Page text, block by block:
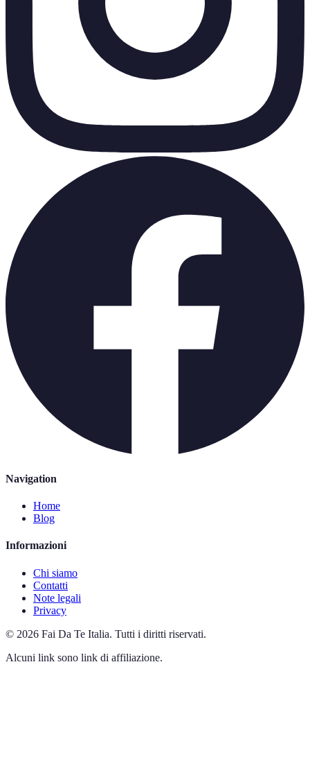
Navigation
Home
Blog
Informazioni
Chi siamo
Contatti
Note legali
Privacy
© 2026 Fai Da Te Italia. Tutti i diritti riservati.
Alcuni link sono link di affiliazione.